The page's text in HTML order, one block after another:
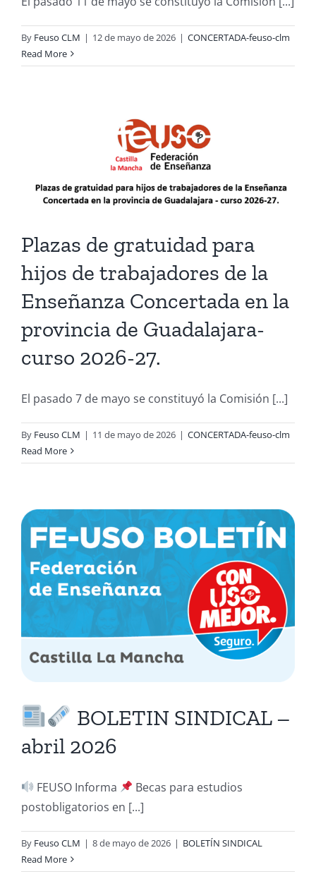
By Feuso CLM | 12 de mayo de 2026 | CONCERTADA-feuso-clm
Read More
Plazas de gratuidad para
hijos de trabajadores de la
Enseñanza Concertada en la
provincia de Guadalajara-
curso 2026-27.
El pasado 7 de mayo se constituyó la Comisión [...]
By Feuso CLM | 11 de mayo de 2026 | CONCERTADA-feuso-clm
Read More
BOLETIN SINDICAL –
abril 2026
FEUSO Informa
Becas para estudios
postobligatorios en [...]
By Feuso CLM | 8 de mayo de 2026 | BOLETÍN SINDICAL
Read More